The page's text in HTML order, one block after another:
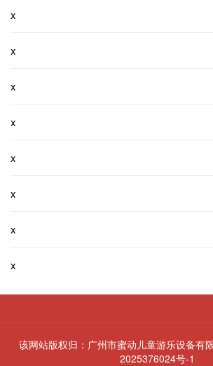
x
x
x
x
x
x
x
x
该网站版权归：广州市蜜动儿童游乐设备有
2025376024号-1